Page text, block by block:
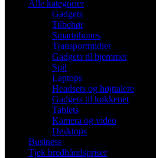
Alle kategorier
Gadgets
Tilbehør
Smartphones
Transportmidler
Gadgets til hjemmet
Spil
Laptops
Headsets og højttalere
Gadgets til køkkenet
Tablets
Kamera og video
Desktops
Business
Tjek bredbåndspriser